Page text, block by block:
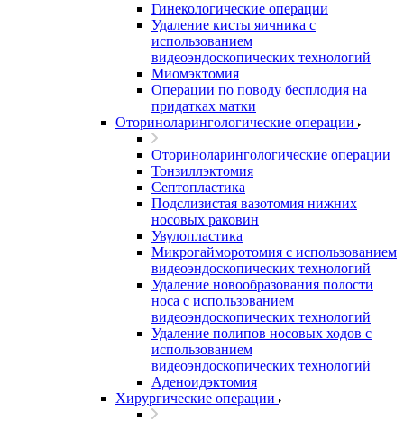
Гинекологические операции
Удаление кисты яичника с
использованием
видеоэндоскопических технологий
Миомэктомия
Операции по поводу бесплодия на
придатках матки
Оториноларингологические операции
Оториноларингологические операции
Тонзиллэктомия
Септопластика
Подслизистая вазотомия нижних
носовых раковин
Увулопластика
Микрогайморотомия с использованием
видеоэндоскопических технологий
Удаление новообразования полости
носа с использованием
видеоэндоскопических технологий
Удаление полипов носовых ходов с
использованием
видеоэндоскопических технологий
Аденоидэктомия
Хирургические операции